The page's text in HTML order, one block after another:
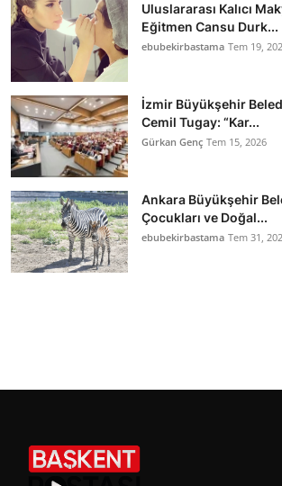
Uluslararası Kalıcı
Eğitmen Cansu Durk...
ebubekirbastama Tem 19,
İzmir Büyükşehir
Cemil Tugay: “Kar...
Gürkan Genç Tem 15, 2026
Ankara Büyükşehir
Çocukları ve Doğal...
ebubekirbastama Tem 31,